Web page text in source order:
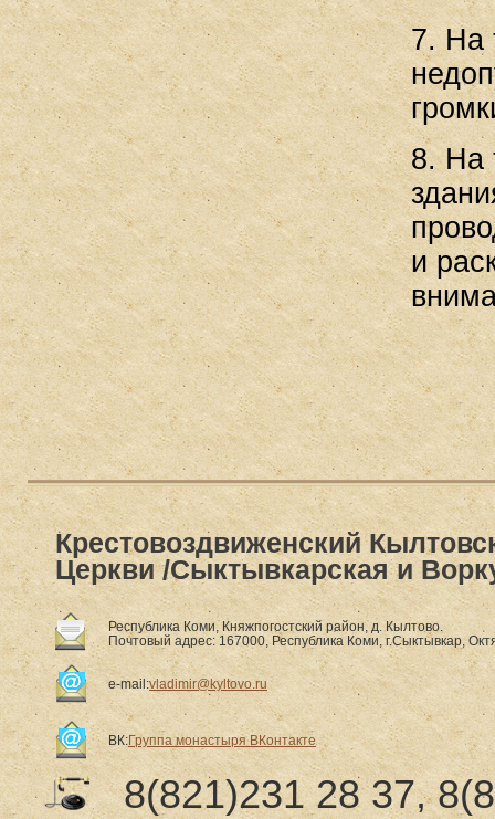
7. На
8. На
и
Крестовоздвиженский
Церкви /Сыктывкарская и
Республика Коми, Княжпогостский район, д. Кылтово.
Почтовый адрес: 167000, Республика Коми, г.Сыктывкар,
e-mail:vladimir@kyltovo.ru
ВК:Группа монастыря ВКонтакте
8(821)231 28 37,